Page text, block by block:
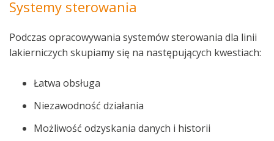
Systemy sterowania
Podczas opracowywania systemów sterowania dla linii
lakierniczych skupiamy się na następujących kwestiach:
Łatwa obsługa
Niezawodność działania
Możliwość odzyskania danych i historii